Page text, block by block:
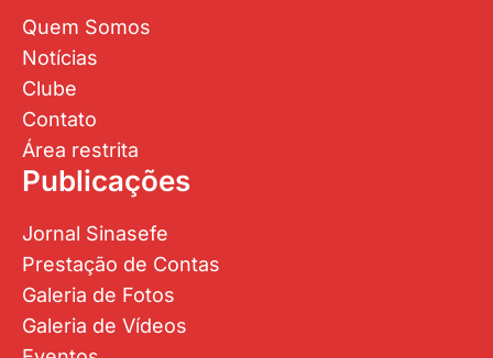
Quem Somos
Notícias
Clube
Contato
Área restrita
Publicações
Jornal Sinasefe
Prestação de Contas
Galeria de Fotos
Galeria de Vídeos